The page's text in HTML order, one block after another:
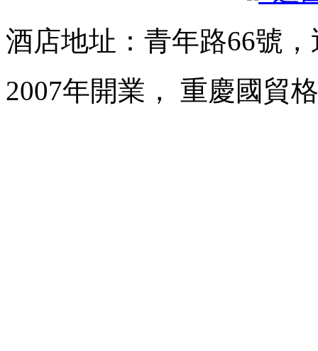
酒店地址：青年路66號
2007年開業， 重慶國